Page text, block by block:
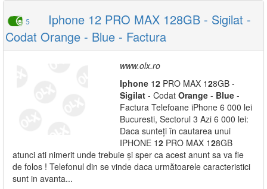
5
Iphone 12 PRO MAX 128GB - Sigilat -
Codat Orange - Blue - Factura
www.olx.ro
Iphone 12 PRO MAX 128GB -
Sigilat - Codat Orange - Blue -
Factura Telefoane iPhone 6 000 lei
Bucuresti, Sectorul 3 Azi 6 000 lei:
Daca sunteți în cautarea unui
IPHONE 12 PRO MAX 128GB
atunci ati nimerit unde trebuie și sper ca acest anunt sa va fie
de folos ! Telefonul din se vinde daca următoarele caracteristici
sunt in avanta...